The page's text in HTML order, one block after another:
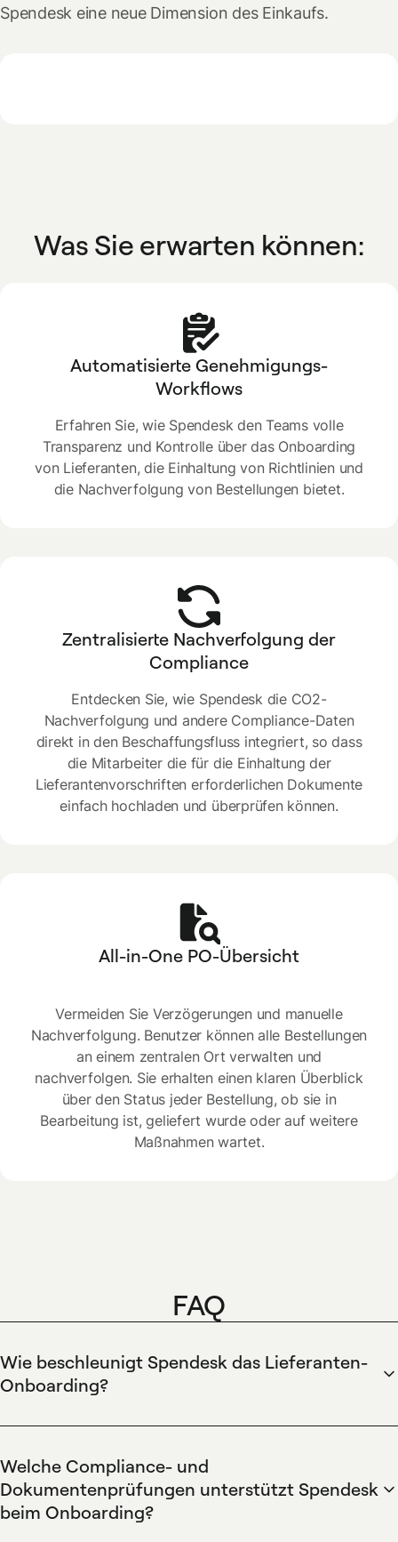
Spendesk eine neue Dimension des Einkaufs.
Was Sie erwarten können:
Automatisierte Genehmigungs-
Workflows
Erfahren Sie, wie Spendesk den Teams volle
Transparenz und Kontrolle über das Onboarding
von Lieferanten, die Einhaltung von Richtlinien und
die Nachverfolgung von Bestellungen bietet.
Zentralisierte Nachverfolgung der
Compliance
Entdecken Sie, wie Spendesk die CO2-
Nachverfolgung und andere Compliance-Daten
direkt in den Beschaffungsfluss integriert, so dass
die Mitarbeiter die für die Einhaltung der
Lieferantenvorschriften erforderlichen Dokumente
einfach hochladen und überprüfen können.
All-in-One PO-Übersicht
Vermeiden Sie Verzögerungen und manuelle
Nachverfolgung. Benutzer können alle Bestellungen
an einem zentralen Ort verwalten und
nachverfolgen. Sie erhalten einen klaren Überblick
über den Status jeder Bestellung, ob sie in
Bearbeitung ist, geliefert wurde oder auf weitere
Maßnahmen wartet.
FAQ
Wie beschleunigt Spendesk das Lieferanten-
Onboarding?
automatisierte Genehmigungs-Workflows und eine zentrale
PO-Übersicht. Spendesk ermöglicht regelbasierte
Genehmigungsregeln, automatische
Dokumentenanforderungen, direkte Kommunikation mit
Lieferanten, Integration in ERP-Systeme und einen
Welche Compliance- und
Dokumentenprüfungen unterstützt Spendesk
beim Onboarding?